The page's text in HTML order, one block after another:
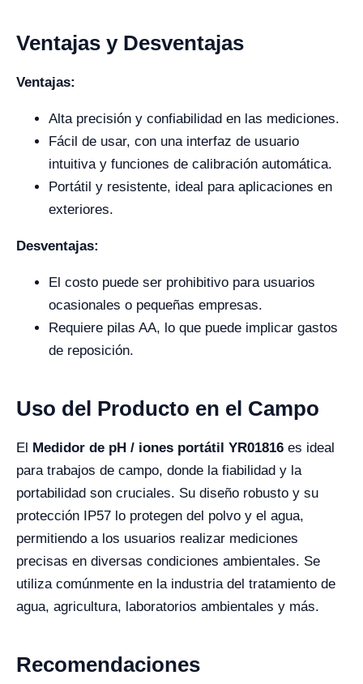
Ventajas y Desventajas
Ventajas:
Alta precisión y confiabilidad en las mediciones.
Fácil de usar, con una interfaz de usuario
intuitiva y funciones de calibración automática.
Portátil y resistente, ideal para aplicaciones en
exteriores.
Desventajas:
El costo puede ser prohibitivo para usuarios
ocasionales o pequeñas empresas.
Requiere pilas AA, lo que puede implicar gastos
de reposición.
Uso del Producto en el Campo
El Medidor de pH / iones portátil YR01816 es ideal
para trabajos de campo, donde la fiabilidad y la
portabilidad son cruciales. Su diseño robusto y su
protección IP57 lo protegen del polvo y el agua,
permitiendo a los usuarios realizar mediciones
precisas en diversas condiciones ambientales. Se
utiliza comúnmente en la industria del tratamiento de
agua, agricultura, laboratorios ambientales y más.
Recomendaciones